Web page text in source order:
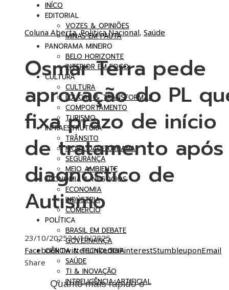
INÍCO
EDITORIAL
VOZES & OPINIÕES
MINAS EM PAUTA
PANORAMA MINEIRO
BELO HORIZONTE
INTERIOR EM FOCO
CULTURA
CULTURA
EDUCAR & TRANSFORMAR
COMPORTAMENTO
TURISMO
INFRAESTRUTURA
TRÂNSITO
MOBILIDADE URBANA
SEGURANÇA
MEIO AMBIENTE
ECONOMIA & NEGÓCIOS
ECONOMIA
INDÚSTRIA
COMÉRCIO
POLÍTICA
BRASIL EM DEBATE
GOVERNANÇA
CIÊNCIA & TECNOLOGIA
SAÚDE
TI & INOVAÇÃO
INTRELIGÊNCIA ARTIFICIAL
Coluna Aberta,Politica Nacional, Saúde
Osmar Terra pede
aprovação do PL
fixa prazo de início
de tratamento após
diagnóstico de
Autismo
23/10/202524/10/2025
FacebookTwitterLinkedInPinterestStumbleuponEmail
Share
Quanto mais rápido o